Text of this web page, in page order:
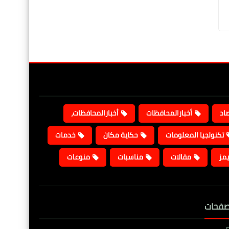
أخبارالمحافظات
أخبارالمحافظات،
تكنولجيا المعلومات
حكاية مكان
خدمات
مقالات مناسبات منوعات